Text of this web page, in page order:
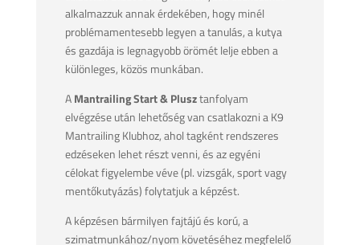
alkalmazzuk annak érdekében, hogy minél
problémamentesebb legyen a tanulás, a kutya
és gazdája is legnagyobb örömét lelje ebben a
különleges, közös munkában.
AMantrailing Start & Plusztanfolyam
elvégzése után lehetőség van csatlakozni a K9
Mantrailing Klubhoz, ahol tagként rendszeres
edzéseken lehet részt venni, és az egyéni
célokat figyelembe véve (pl. vizsgák, sport vagy
mentőkutyázás) folytatjuk a képzést.
A képzésen bármilyen fajtájú és korú, a
szimatmunkához/nyom követéséhez megfelelő